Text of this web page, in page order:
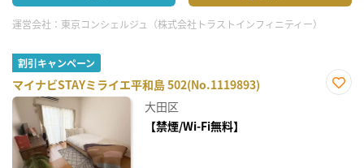
運営会社： 東京コンシェルジュ（株式会社トラストインフィニティー）
割引キャンペーン
マイナビSTAYミライエ平和島 502(No.1119893)
大田区
【禁煙/Wi-Fi無料】